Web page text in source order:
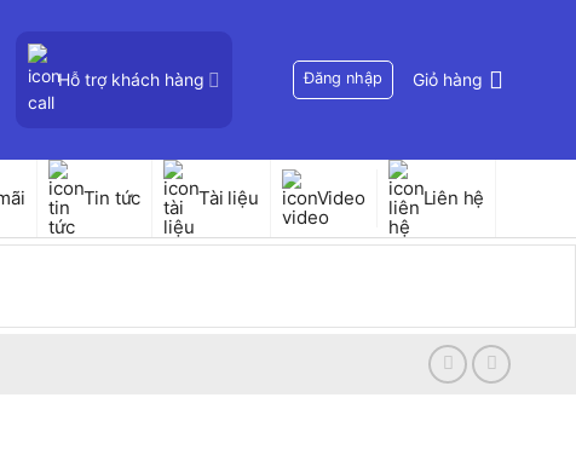
Hỗ trợ khách hàng Đăng nhập Giỏ hàng
Tin tức Tài liệu Video Liên hệ